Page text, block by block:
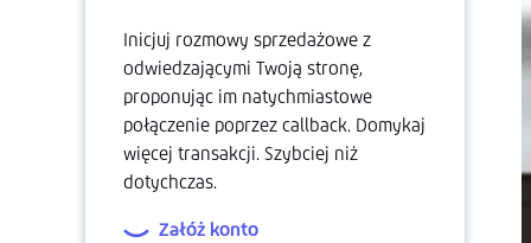
Inicjuj rozmowy sprzedażowe z
odwiedzającymi Twoją stronę,
proponując im natychmiastowe
połączenie poprzez callback. Domykaj
więcej transakcji. Szybciej niż
dotychczas.
Załóż konto